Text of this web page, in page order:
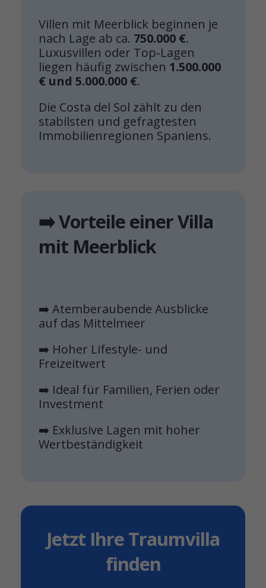
Villen mit Meerblick beginnen je
nach Lage ab ca. 750.000 €.
Luxusvillen oder Top-Lagen
liegen häufig zwischen 1.500.000
€ und 5.000.000 €.
Die Costa del Sol zählt zu den
stabilsten und gefragtesten
Immobilienregionen Spaniens.
➡️ Vorteile einer Villa
mit Meerblick
➡️ Atemberaubende Ausblicke
auf das Mittelmeer
➡️ Hoher Lifestyle- und
Freizeitwert
➡️ Ideal für Familien, Ferien oder
Investment
➡️ Exklusive Lagen mit hoher
Wertbeständigkeit
Jetzt Ihre Traumvilla
finden